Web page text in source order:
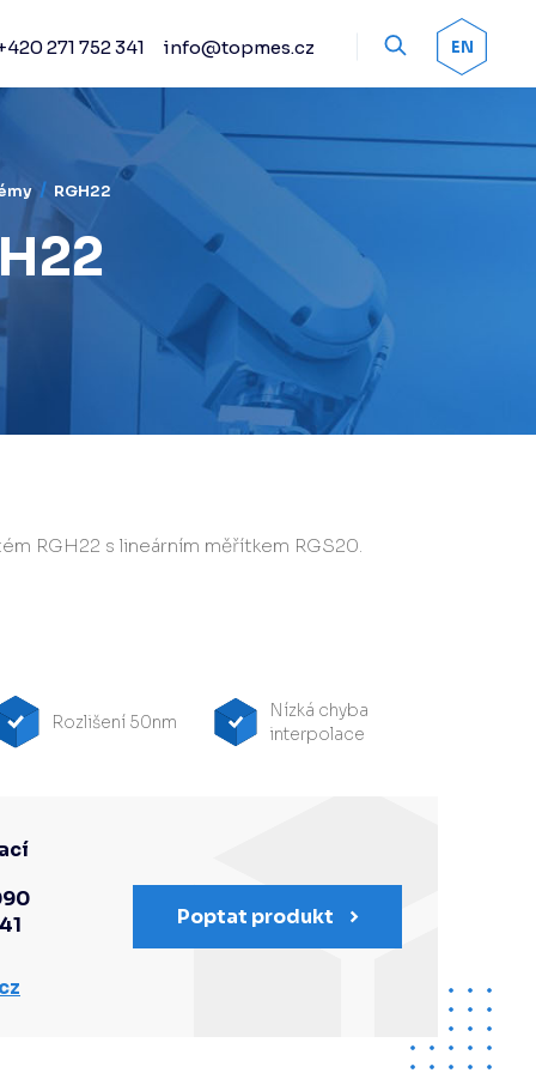
OK EN
Snímací systémy
Renishaw
Práškové spreje
Kalibrační artefakty
Ostatní příslušenství
Doteky Renishaw
Senzorika Renishaw
Upínací systémy
271 752 341 info@topmes.cz
RGH22
RGH22 s lineárním měřítkem RGS20.
Rozlišení 50nm
Nízká chyba
interpolace
Poptat produkt